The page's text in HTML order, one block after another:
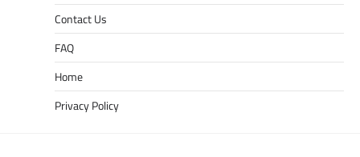
Contact Us
FAQ
Home
Privacy Policy